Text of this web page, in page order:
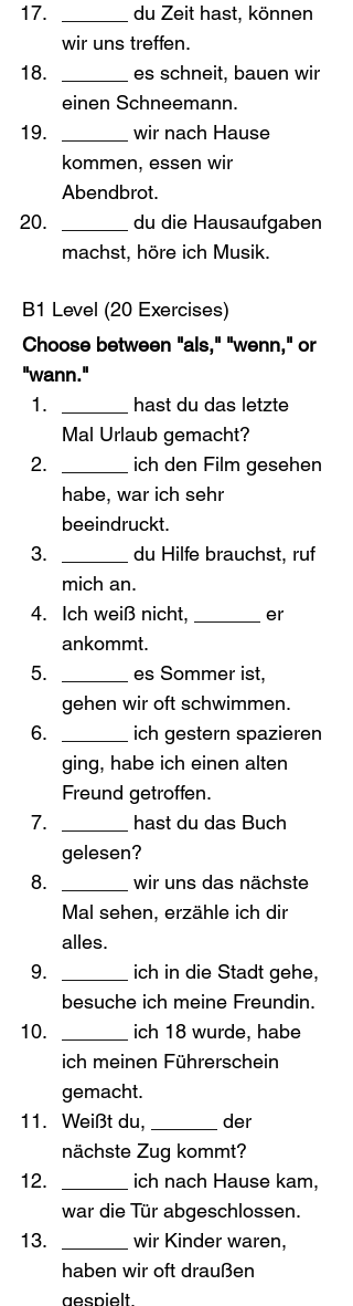
______ du Zeit hast, können
wir uns treffen.
______ es schneit, bauen wir
einen Schneemann.
______ wir nach Hause
kommen, essen wir
Abendbrot.
______ du die Hausaufgaben
machst, höre ich Musik.
B1 Level (20 Exercises)
Choose between "als," "wenn," or
"wann."
______ hast du das letzte
Mal Urlaub gemacht?
______ ich den Film gesehen
habe, war ich sehr
beeindruckt.
______ du Hilfe brauchst, ruf
mich an.
Ich weiß nicht, ______ er
ankommt.
______ es Sommer ist,
gehen wir oft schwimmen.
______ ich gestern spazieren
ging, habe ich einen alten
Freund getroffen.
______ hast du das Buch
gelesen?
______ wir uns das nächste
Mal sehen, erzähle ich dir
alles.
______ ich in die Stadt gehe,
besuche ich meine Freundin.
______ ich 18 wurde, habe
ich meinen Führerschein
gemacht.
Weißt du, ______ der
nächste Zug kommt?
______ ich nach Hause kam,
war die Tür abgeschlossen.
______ wir Kinder waren,
haben wir oft draußen
gespielt.